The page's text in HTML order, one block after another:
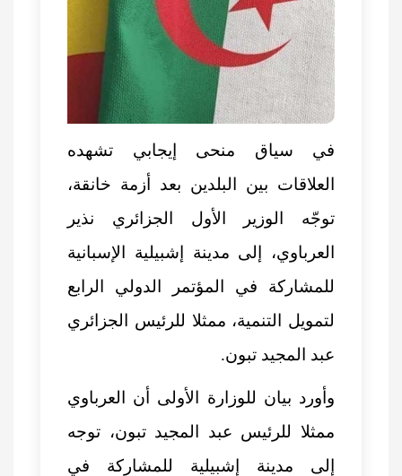
في سياق منحى إيجابي تشهده
العلاقات بين البلدين بعد أزمة خانقة،
توجّه الوزير الأول الجزائري نذير
العرباوي، إلى مدينة إشبيلية الإسبانية
للمشاركة في المؤتمر الدولي الرابع
لتمويل التنمية، ممثلا للرئيس الجزائري
عبد المجيد تبون.
وأورد بيان للوزارة الأولى أن العرباوي
ممثلا للرئيس عبد المجيد تبون، توجه
إلى مدينة إشبيلية للمشاركة في